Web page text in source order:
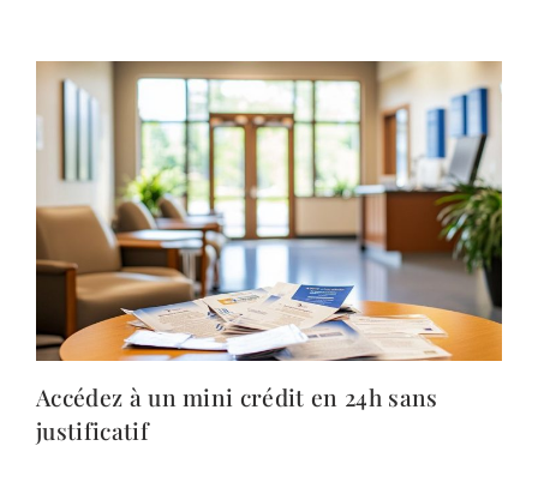
Accédez à un mini crédit en 24h sans
justificatif